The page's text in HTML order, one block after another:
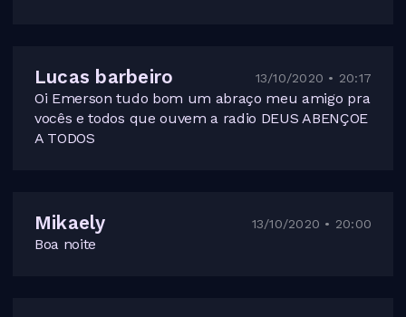
Lucas barbeiro 13/10/2020 • 20:17
Oi Emerson tudo bom um abraço meu amigo pra
vocês e todos que ouvem a radio DEUS ABENÇOE
A TODOS
Mikaely 13/10/2020 • 20:00
Boa noite